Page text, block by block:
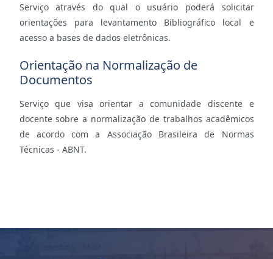
Serviço através do qual o usuário poderá solicitar
orientações para levantamento Bibliográfico local e
acesso a bases de dados eletrônicas.
Orientação na Normalização de
Documentos
Serviço que visa orientar a comunidade discente e
docente sobre a normalização de trabalhos acadêmicos
de acordo com a Associação Brasileira de Normas
Técnicas - ABNT.